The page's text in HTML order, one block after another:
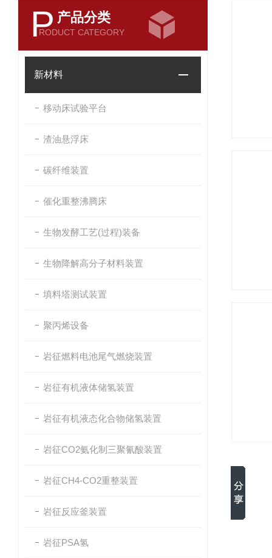
P 产品分类
RODUCT CATEGORY
新材料
移动床试验平台
渣油悬浮床
碳纤维装置
催化重整沸腾床
生物发酵工艺(过程)装备
生物降解高分子材料装置
填料塔测试装置
聚丙烯设备
岩征燃料电池尾气燃烧装置
岩征有机液体储氢装置
岩征有机液态化合物储氢装置
岩征CO2氨化制三聚氰酸装置
岩征CH4-CO2重整装置
岩征反应釜装置
岩征PSA氢